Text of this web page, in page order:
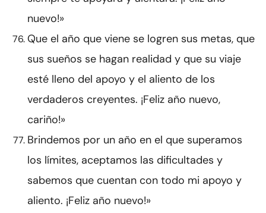
nuevo!»
Que el año que viene se logren sus metas, que
sus sueños se hagan realidad y que su viaje
esté lleno del apoyo y el aliento de los
verdaderos creyentes. ¡Feliz año nuevo,
cariño!»
Brindemos por un año en el que superamos
los límites, aceptamos las dificultades y
sabemos que cuentan con todo mi apoyo y
aliento. ¡Feliz año nuevo!»